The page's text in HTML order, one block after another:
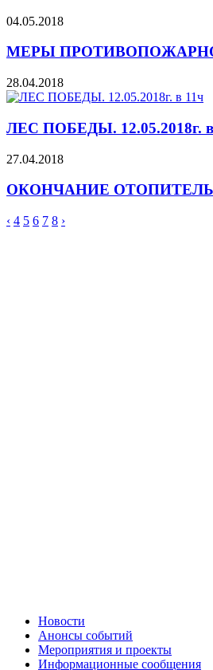
04.05.2018
МЕРЫ
28.04.2018
ЛЕС ПОБЕДЫ. 12.05.2018г.
27.04.2018
ОКОНЧАНИЕ
‹ 4 5 6 7 8 ›
Новости
Анонсы событий
Мероприятия и проекты
Информационные сообщения